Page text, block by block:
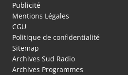
Publicité
Mentions Légales
CGU
Politique de confidentialité
Sitemap
Archives Sud Radio
Archives Programmes